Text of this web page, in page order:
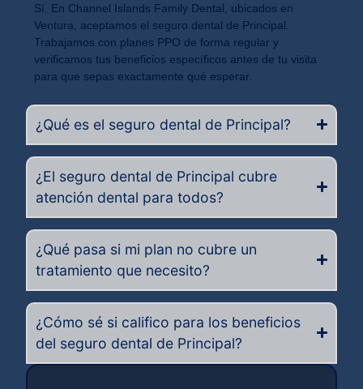
Sí. En Channel Islands Family Dental, ubicados en
Ventura, aceptamos el seguro dental de Principal.
Trabajamos con planes PPO de forma regular y
verificamos tus beneficios específicos antes de tu visita
para que sepas exactamente qué esperar.
¿Qué es el seguro dental de Principal?
¿El seguro dental de Principal cubre
atención dental para todos?
¿Qué pasa si mi plan no cubre un
tratamiento que necesito?
¿Cómo sé si califico para los beneficios
del seguro dental de Principal?